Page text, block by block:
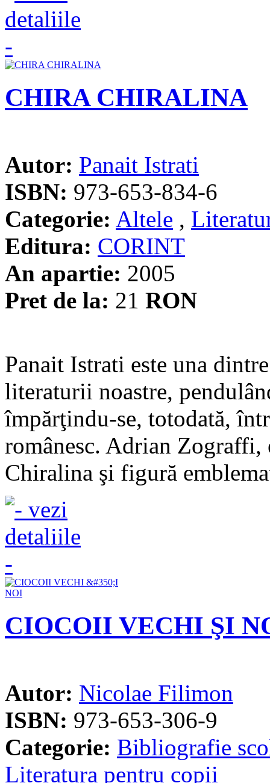
CHIRA CHIRALINA
Autor: Panait Istrati
ISBN: 973-653-834-6
Categorie: Altele ,
Editura: CORINT
An apartie: 2005
Pret de la: 21 RON
Panait Istrati este una
literaturii noastre,
împărţindu-se, totodată,
românesc. Adrian
Chiralina şi figură
CIOCOII VECHI ŞI
Autor: Nicolae Filimon
ISBN: 973-653-306-9
Categorie: Bibliografie
Literatura pentru copii